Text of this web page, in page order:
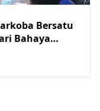
Bersatu
Bahaya